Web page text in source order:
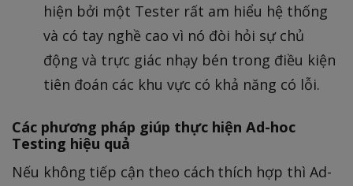
hiện bởi một Tester rất am hiểu hệ thống
và có tay nghề cao vì nó đòi hỏi sự chủ
động và trực giác nhạy bén trong điều kiện
tiên đoán các khu vực có khả năng có lỗi.
Các phương pháp giúp thực hiện Ad-hoc
Testing hiệu quả
Nếu không tiếp cận theo cách thích hợp thì Ad-